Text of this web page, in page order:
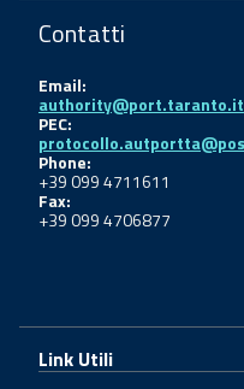
Contatti
Email:
authority@port.taranto.it
PEC:
Phone:
+39 099 4711611
Fax:
+39 099 4706877
Link Utili